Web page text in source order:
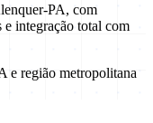
PA, com
e integração total com
e região metropolitana